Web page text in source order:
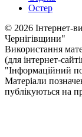
Остер
© 2026 Інтернет-
Чернiгiвщини"
Використання
(для інтернет-
"Інформаційний
Матеріали
публікуються на